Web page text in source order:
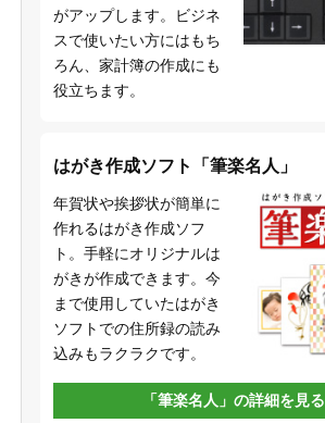
がアップします。ビジネ
スで使いたい方にはもち
ろん、家計簿の作成にも
役立ちます。
はがき作成ソフト「筆楽名人」
年賀状や挨拶状が簡単に
作れるはがき作成ソフ
ト。手軽にオリジナルは
がきが作成できます。今
まで使用していたはがき
ソフトでの住所録の読み
込みもラクラクです。
「筆楽名人」の詳細を見る